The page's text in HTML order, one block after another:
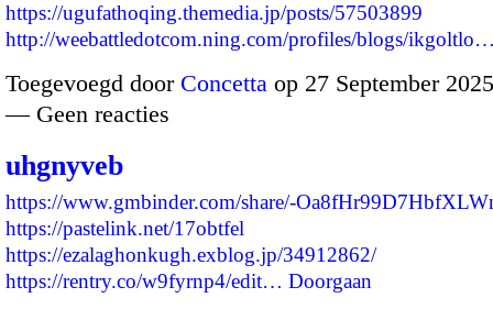
https://ugufathoqing.themedia.jp/posts/57503899
http://weebattledotcom.ning.com/profiles/blogs/
Toegevoegd door Concetta op 27 September
— Geen reacties
uhgnyveb
https://www.gmbinder.com/share/-
https://pastelink.net/17obtfel
https://ezalaghonkugh.exblog.jp/34912862/
https://rentry.co/w9fyrnp4/edit… Doorgaan